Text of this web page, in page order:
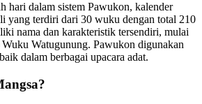
hari dalam sistem Pawukon, kalender
yang terdiri dari 30 wuku dengan total 210
nama dan karakteristik tersendiri, mulai
Watugunung. Pawukon digunakan
dalam berbagai upacara adat.